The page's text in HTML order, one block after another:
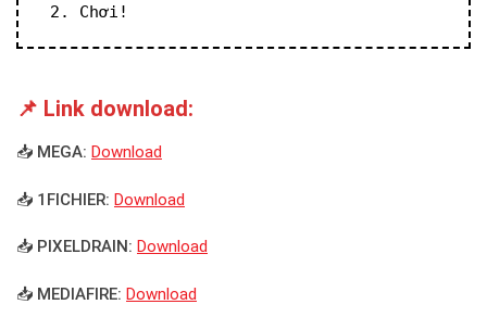
2. Chơi!
📌 Link download:
📥 MEGA: Download
📥 1FICHIER: Download
📥 PIXELDRAIN: Download
📥 MEDIAFIRE: Download